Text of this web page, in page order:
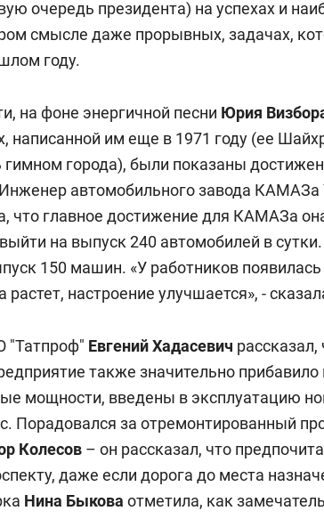
очередь президента) на успехах и
смысле даже прорывных, задачах,
году.
на фоне энергичной песни Юрия
написанной им еще в 1971 году (ее
гимном города), были показаны
автомобильного завода КАМАЗа
что главное достижение для КАМАЗа
на выпуск 240 автомобилей в
150 машин. «У работников появилась
растет, настроение улучшается», -
"Татпроф" Евгений Хадасевич рассказал,
также значительно прибавило
мощности, введены в эксплуатацию
Порадовался за отремонтированный
Колесов – он рассказал, что
даже если дорога до места
Нина Быкова отметила, как